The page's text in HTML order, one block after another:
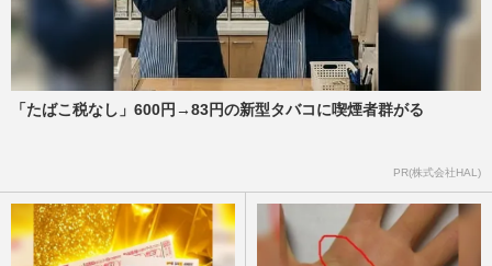
「たばこ税なし」600円→83円の新型タバコに喫煙者群がる
PR(株式会社HAL)